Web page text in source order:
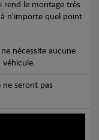
rend le montage très
n'importe quel point
nécessite aucune
ne seront pas